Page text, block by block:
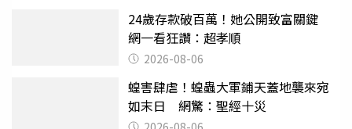
24歲存款破百萬！她公開致富關鍵
網一看狂讚：超孝順
2026-08-06
蝗害肆虐！蝗蟲大軍鋪天蓋地襲來宛
如末日 網驚：聖經十災